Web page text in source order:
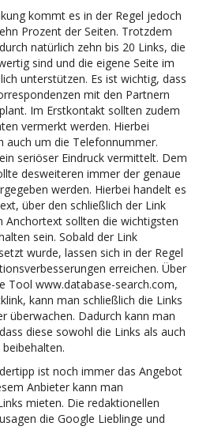
kommt es in der Regel jedoch
Prozent der Seiten. Trotzdem
natürlich zehn bis 20 Links, die
sind und die eigene Seite im
unterstützen. Es ist wichtig, dass
mit den Partnern
Im Erstkontakt sollten zudem
vermerkt werden. Hierbei
auch um die Telefonnummer.
seriöser Eindruck vermittelt. Dem
desweiteren immer der genaue
werden. Hierbei handelt es
über den schließlich der Link
Anchortext sollten die wichtigsten
sein. Sobald der Link
wurde, lassen sich in der Regel
erreichen. Über
Tool www.database-search.com,
kann man schließlich die Links
überwachen. Dadurch kann man
diese sowohl die Links als auch
ist noch immer das Angebot
Anbieter kann man
mieten. Die redaktionellen
die Google Lieblinge und